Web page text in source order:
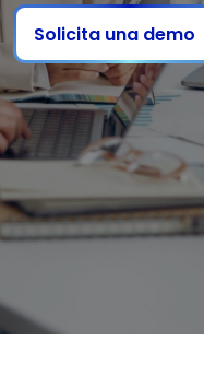
Solicita una demo